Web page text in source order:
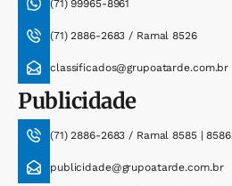
(71) 99965-8961
(71) 2886-2683 / Ramal 8526
classificados@grupoatarde.com.br
Publicidade
(71) 2886-2683 / Ramal 8585 | 8586
publicidade@grupoatarde.com.br